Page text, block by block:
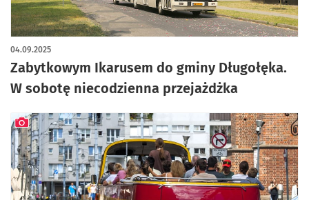
Zabytkowym Ikarusem do gminy Długołęka.
W sobotę niecodzienna przejażdżka
04.09.2025